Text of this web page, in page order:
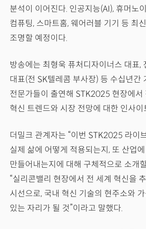
분석이 이어진다. 인공지능(AI), 휴머노
컴퓨팅, 스마트홈, 웨어러블 기기 등 최
조명할 예정이다.
방송에는 최형욱 퓨처디자이너스 대표,
대표(전 SK텔레콤 부사장) 등 수십년간
전문가들이 출연해 STK2025 현장에서
혁신 트렌드와 시장 전망에 대한 인사이
더밀크 관계자는 “이번 STK2025 라이
실제 삶에 어떻게 적용되는지, 또 산업
만들어내는지에 대해 구체적으로 소개
“실리콘밸리 현장에서 전 세계 혁신을
시선으로, 국내 혁신 기술의 현주소와
있는 자리가 될 것”이라고 말했다.